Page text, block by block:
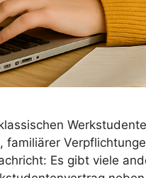
familiärer
Es gibt viele